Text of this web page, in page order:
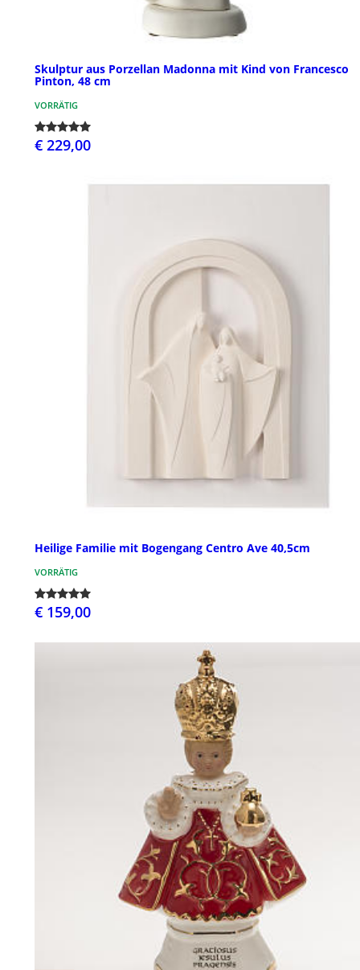
Skulptur aus Porzellan Madonna mit Kind von Francesco
Pinton, 48 cm
VORRÄTIG
€ 229,00
Heilige Familie mit Bogengang Centro Ave 40,5cm
VORRÄTIG
€ 159,00